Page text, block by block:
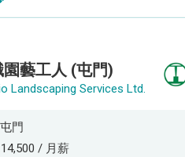
園藝工人 (屯門)
Landscaping Services Ltd.
屯門
14,500 / 月薪